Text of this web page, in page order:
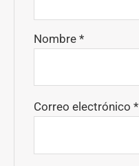
Nombre*
Correo electrónico*